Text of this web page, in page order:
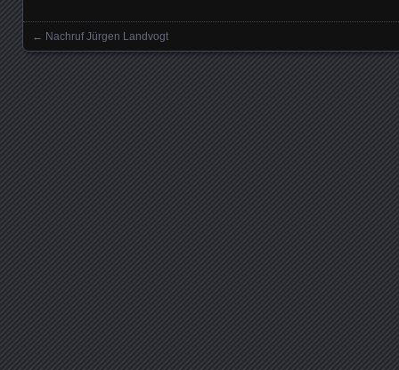
Posts navigation
← Nachruf Jürgen Landvogt